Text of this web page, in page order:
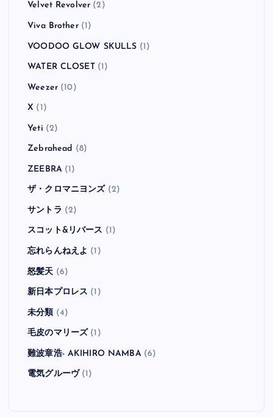
Velvet Revolver (2)
Viva Brother(1)
VOODOO GLOW SKULLS (1)
WATER CLOSET(1)
Weezer(10)
X (1)
Yeti (2)
Zebrahead (8)
ZEEBRA(1)
ザ・クロマニヨンズ (2)
サントラ (2)
スコット&リバース (1)
忘れらんねえよ (1)
怒髪天 (6)
新日本プロレス (1)
未分類 (4)
毛皮のマリーズ (1)
難波章浩- AKIHIRO NAMBA(6)
電気グルーヴ(1)